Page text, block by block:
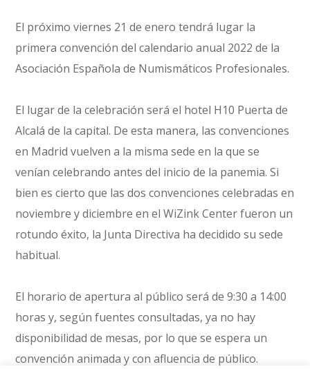
El próximo viernes 21 de enero tendrá lugar la
primera convención del calendario anual 2022 de la
Asociación Española de Numismáticos Profesionales.
El lugar de la celebración será el hotel H10 Puerta de
Alcalá de la capital. De esta manera, las convenciones
en Madrid vuelven a la misma sede en la que se
venían celebrando antes del inicio de la panemia. Si
bien es cierto que las dos convenciones celebradas en
noviembre y diciembre en el WiZink Center fueron un
rotundo éxito, la Junta Directiva ha decidido su sede
habitual.
El horario de apertura al público será de 9:30 a 14:00
horas y, según fuentes consultadas, ya no hay
disponibilidad de mesas, por lo que se espera un
convención animada y con afluencia de público.